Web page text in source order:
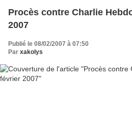
Procès contre Charlie
2007
Publié le 08/02/2007 à 07:50
Par xakolys